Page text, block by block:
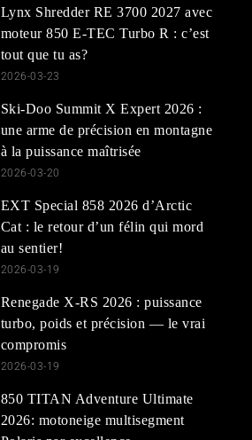
Lynx Shredder RE 3700 2027 avec
moteur 850 E-TEC Turbo R : c’est
tout que tu as?
2026-03-23
Ski-Doo Summit X Expert 2026 :
une arme de précision en montagne
à la puissance maîtrisée
2026-03-20
EXT Special 858 2026 d’Arctic
Cat : le retour d’un félin qui mord
au sentier!
2026-03-19
Renegade X-RS 2026 : puissance
turbo, poids et précision — le vrai
compromis
2026-03-19
850 TITAN Adventure Ultimate
2026: motoneige multisegment